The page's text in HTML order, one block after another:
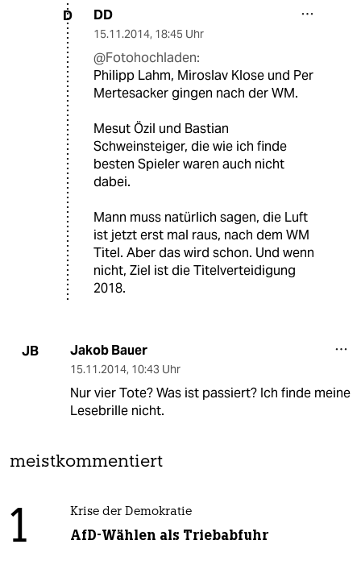
D DD
15.11.2014, 18:45 Uhr
@Fotohochladen:
Philipp Lahm, Miroslav Klose und Per
Mertesacker gingen nach der WM.
Mesut Özil und Bastian
Schweinsteiger, die wie ich finde
besten Spieler waren auch nicht
dabei.
Mann muss natürlich sagen, die Luft
ist jetzt erst mal raus, nach dem WM
Titel. Aber das wird schon. Und wenn
nicht, Ziel ist die Titelverteidigung
2018.
JB Jakob Bauer
15.11.2014, 10:43 Uhr
Nur vier Tote? Was ist passiert? Ich finde meine
Lesebrille nicht.
meistkommentiert
1 Krise der Demokratie
AfD-Wählen als Triebabfuhr